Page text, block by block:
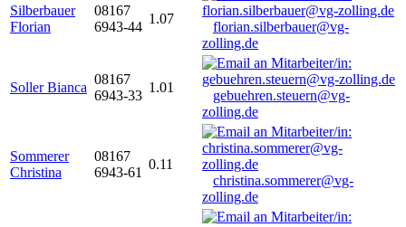
Silberbauer
Florian
08167
6943-44
1.07
florian.silberbauer@vg-
zolling.de
Soller Bianca
08167
6943-33
1.01
gebuehren.steuern@vg-
zolling.de
Sommerer
Christina
08167
6943-61
0.11
christina.sommerer@vg-
zolling.de